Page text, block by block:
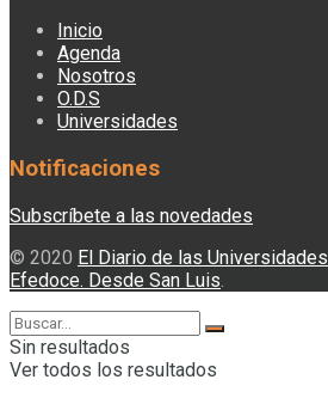
Inicio
Agenda
Nosotros
O.D.S
Universidades
Notificaciones
Subscríbete a las novedades
© 2020 El Diario de las Universidades
Efedoce. Desde San Luis.
Sin resultados
Ver todos los resultados